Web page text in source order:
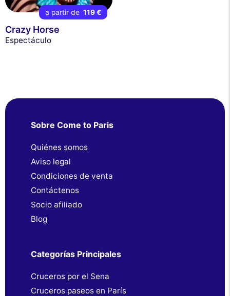
a partir de 119 €
Crazy Horse
Espectáculo
Sobre Come to Paris
Quiénes somos
Aviso legal
Condiciones de venta
Contáctenos
Socio afiliado
Blog
Categorías Principales
Cruceros por el Sena
Cruceros paseos en París